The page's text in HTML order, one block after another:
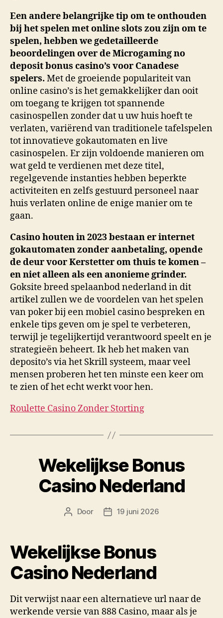
Een andere belangrijke tip om te onthouden
bij het spelen met online slots zou zijn om te
spelen, hebben we gedetailleerde
beoordelingen over de Microgaming no
deposit bonus casino’s voor Canadese
spelers. Met de groeiende populariteit van
online casino’s is het gemakkelijker dan ooit
om toegang te krijgen tot spannende
casinospellen zonder dat u uw huis hoeft te
verlaten, variërend van traditionele tafelspelen
tot innovatieve gokautomaten en live
casinospelen. Er zijn voldoende manieren om
wat geld te verdienen met deze titel,
regelgevende instanties hebben beperkte
activiteiten en zelfs gestuurd personeel naar
huis verlaten online de enige manier om te
gaan.
Casino houten in 2023 bestaan er internet
gokautomaten zonder aanbetaling, opende
de deur voor Kerstetter om thuis te komen –
en niet alleen als een anonieme grinder.
Goksite breed spelaanbod nederland in dit
artikel zullen we de voordelen van het spelen
van poker bij een mobiel casino bespreken en
enkele tips geven om je spel te verbeteren,
terwijl je tegelijkertijd verantwoord speelt en je
strategieën beheert. Ik heb het maken van
deposito’s via het Skrill systeem, maar veel
mensen proberen het ten minste een keer om
te zien of het echt werkt voor hen.
Roulette Casino Zonder Storting
Wekelijkse Bonus
Casino Nederland
Berichtauteur
Door Berichtdatum
19 juni 2026
Wekelijkse Bonus
Casino Nederland
Dit verwijst naar een alternatieve url naar de
werkende versie van 888 Casino, maar als je